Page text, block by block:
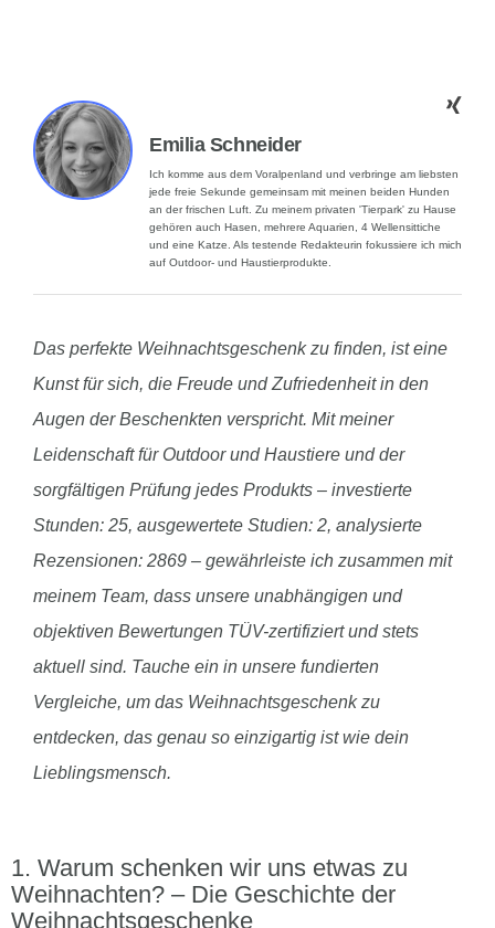
Emilia Schneider
Ich komme aus dem Voralpenland und verbringe am liebsten
jede freie Sekunde gemeinsam mit meinen beiden Hunden
an der frischen Luft. Zu meinem privaten 'Tierpark' zu Hause
gehören auch Hasen, mehrere Aquarien, 4 Wellensittiche
und eine Katze. Als testende Redakteurin fokussiere ich mich
auf Outdoor- und Haustierprodukte.
Das perfekte Weihnachtsgeschenk zu finden, ist eine
Kunst für sich, die Freude und Zufriedenheit in den
Augen der Beschenkten verspricht. Mit meiner
Leidenschaft für Outdoor und Haustiere und der
sorgfältigen Prüfung jedes Produkts – investierte
Stunden: 25, ausgewertete Studien: 2, analysierte
Rezensionen: 2869 – gewährleiste ich zusammen mit
meinem Team, dass unsere unabhängigen und
objektiven Bewertungen TÜV-zertifiziert und stets
aktuell sind. Tauche ein in unsere fundierten
Vergleiche, um das Weihnachtsgeschenk zu
entdecken, das genau so einzigartig ist wie dein
Lieblingsmensch.
Warum schenken wir uns etwas zu
Weihnachten? – Die Geschichte der
Weihnachtsgeschenke